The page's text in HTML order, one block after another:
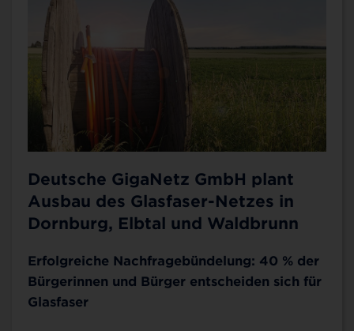
Deutsche GigaNetz GmbH plant
Ausbau des Glasfaser-Netzes in
Dornburg, Elbtal und Waldbrunn
Erfolgreiche Nachfragebündelung: 40 % der
Bürgerinnen und Bürger entscheiden sich für
Glasfaser